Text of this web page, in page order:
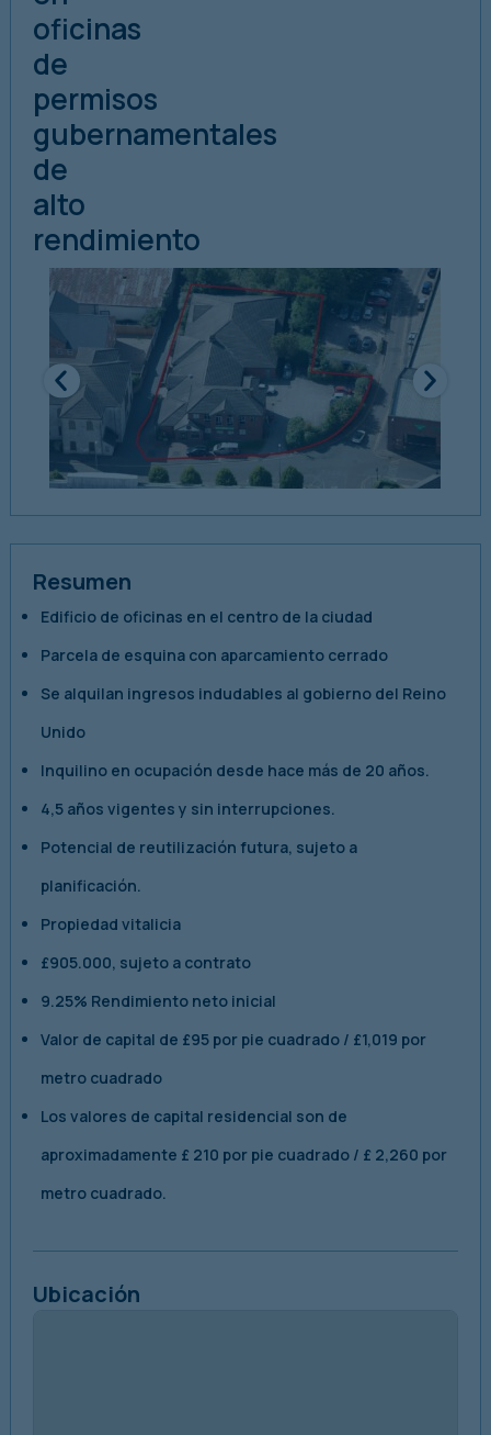
oficinas
de
permisos
gubernamentales
de
alto
rendimiento
Resumen
Edificio de oficinas en el centro de la ciudad
Parcela de esquina con aparcamiento cerrado
Se alquilan ingresos indudables al gobierno del Reino
Unido
Inquilino en ocupación desde hace más de 20 años.
4,5 años vigentes y sin interrupciones.
Potencial de reutilización futura, sujeto a
planificación.
Propiedad vitalicia
£905.000, sujeto a contrato
9.25% Rendimiento neto inicial
Valor de capital de £95 por pie cuadrado / £1,019 por
metro cuadrado
Los valores de capital residencial son de
aproximadamente £ 210 por pie cuadrado / £ 2,260 por
metro cuadrado.
Ubicación